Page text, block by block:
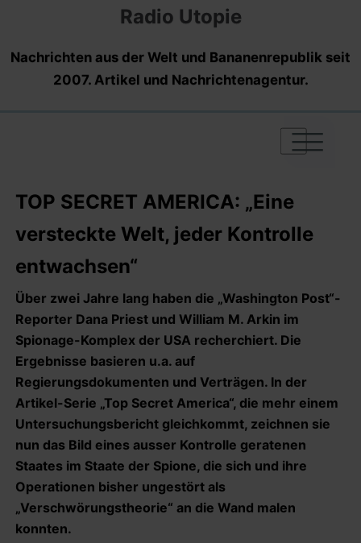
Radio Utopie
Nachrichten aus der Welt und Bananenrepublik seit
2007. Artikel und Nachrichtenagentur.
|
|
|
TOP SECRET AMERICA: „Eine
versteckte Welt, jeder Kontrolle
entwachsen“
Über zwei Jahre lang haben die „Washington Post“-
Reporter Dana Priest und William M. Arkin im
Spionage-Komplex der USA recherchiert. Die
Ergebnisse basieren u.a. auf
Regierungsdokumenten und Verträgen. In der
Artikel-Serie „Top Secret America“, die mehr einem
Untersuchungsbericht gleichkommt, zeichnen sie
nun das Bild eines ausser Kontrolle geratenen
Staates im Staate der Spione, die sich und ihre
Operationen bisher ungestört als
„Verschwörungstheorie“ an die Wand malen
konnten.